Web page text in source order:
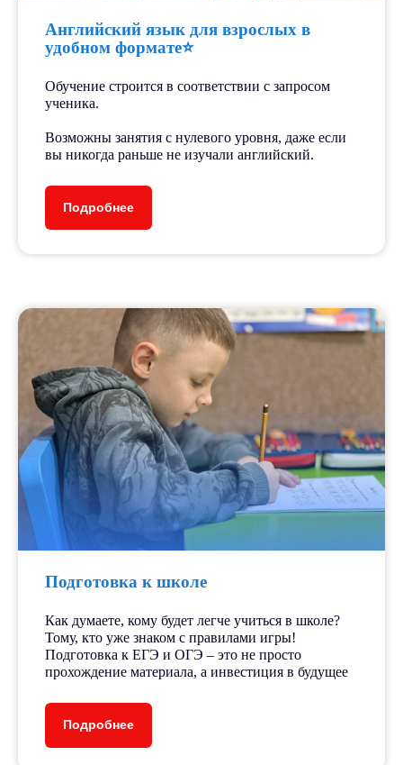
Английский язык для взрослых в
удобном формате⭐️
Обучение строится в соответствии с запросом
ученика.
Возможны занятия с нулевого уровня, даже если
вы никогда раньше не изучали английский.
Подробнее
Подготовка к школе
Как думаете, кому будет легче учиться в школе?
Тому, кто уже знаком с правилами игры!
Подготовка к ЕГЭ и ОГЭ – это не просто
прохождение материала, а инвестиция в будущее
Подробнее
Мини-группы до 5 человек.
уделяют внимание каждому
ребёнку.
250+
детей ежегодно
15+
педагогов
30+
направлений и курсов